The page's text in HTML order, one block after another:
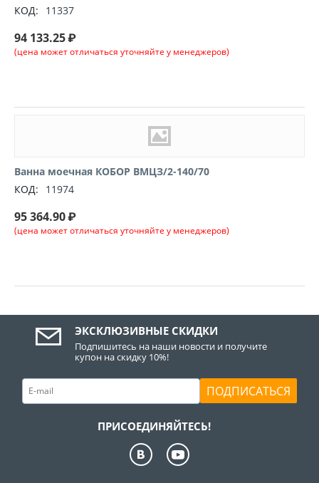
КОД:
11337
94 133.25₽
(цена может отличаться уточняйте у менеджеров)
Ванна моечная КОБОР ВМЦЗ/2-140/70
КОД:
11974
95 364.90₽
(цена может отличаться уточняйте у менеджеров)
ЭКСКЛЮЗИВНЫЕ СКИДКИ
Подпишитесь на наши новости и получите
купон на скидку 10%!
ПОДПИСАТЬСЯ
ПРИСОЕДИНЯЙТЕСЬ!